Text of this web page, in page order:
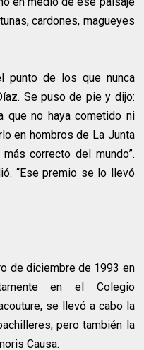
cardones, magueyes
punto de los que nunca
Se puso de pie y dijo:
que no haya cometido ni
en hombros de La Junta
correcto del mundo”.
“Ese premio se lo llevó
de diciembre de 1993 en
en el Colegio
se llevó a cabo la
pero también la
Causa.